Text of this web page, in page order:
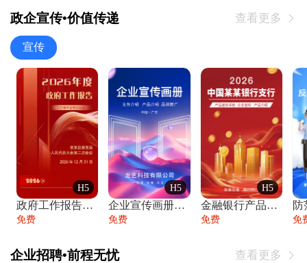
政企宣传•价值传递 查看更多 
宣传
H5
政府工作报告政府年终工作总结
免费
H5
企业宣传画册公司简介产品介绍业务宣传手册
免费
H5
金融银行产品宣传手册企业宣传产品介绍
免费
防
免
企业招聘•前程无忧 查看更多 